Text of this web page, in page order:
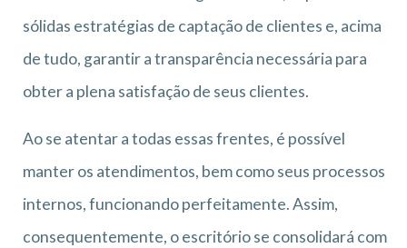
sólidas estratégias de captação de clientes e, acima
de tudo, garantir a transparência necessária para
obter a plena satisfação de seus clientes.
Ao se atentar a todas essas frentes, é possível
manter os atendimentos, bem como seus processos
internos, funcionando perfeitamente. Assim,
consequentemente, o escritório se consolidará com